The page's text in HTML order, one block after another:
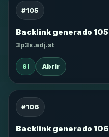
#105
Backlink generado 105
3p3x.adj.st
SI Abrir
#106
Backlink generado 106